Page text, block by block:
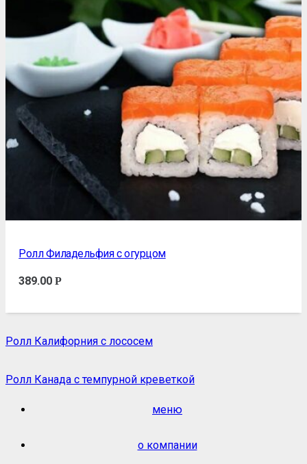
Ролл Филадельфия с огурцом
389.00Р
Ролл Калифорния с лососем
Ролл Канада с темпурной креветкой
меню
о компании